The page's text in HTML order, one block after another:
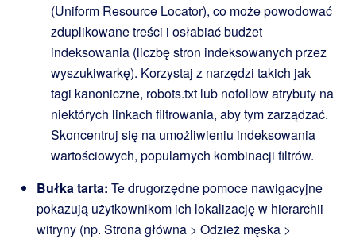
(Uniform Resource Locator), co może powodować
zduplikowane treści i osłabiać budżet
indeksowania (liczbę stron indeksowanych przez
wyszukiwarkę). Korzystaj z narzędzi takich jak
tagi kanoniczne, robots.txt lub nofollowatrybuty na
niektórych linkach filtrowania, aby tym zarządzać.
Skoncentruj się na umożliwieniu indeksowania
wartościowych, popularnych kombinacji filtrów.
Bułka tarta: Te drugorzędne pomoce nawigacyjne
pokazują użytkownikom ich lokalizację w hierarchii
witryny (np. Strona główna > Odzież męska >